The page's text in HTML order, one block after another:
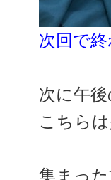
次回で
次に午後
こちら
集まっ